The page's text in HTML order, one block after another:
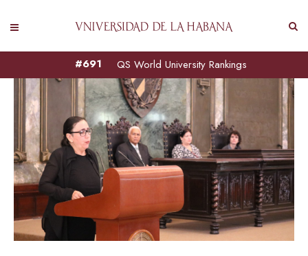
QS World University Rankings
#691